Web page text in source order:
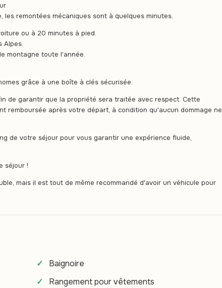
remontées mécaniques sont à quelques minutes.
ou à 20 minutes à pied.
Alpes.
montagne toute l'année.
grâce à une boîte à clés sécurisée.
de garantir que la propriété sera traitée avec respect. Cette
remboursée après votre départ, à condition qu'aucun dommage ne
de votre séjour pour vous garantir une expérience fluide,
séjour !
mais il est tout de même recommandé d'avoir un véhicule pour
Baignoire
Rangement pour vêtements